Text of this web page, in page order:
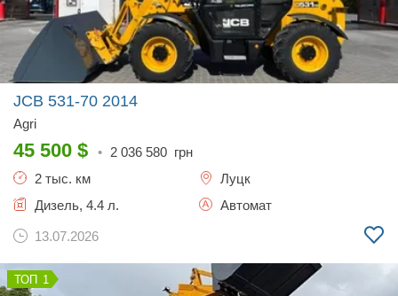
JCB 531-70 2014
Agri
45 500 $ • 2 036 580 грн
2 тыс. км
Луцк
Дизель, 4.4 л.
Автомат
13.07.2026
1